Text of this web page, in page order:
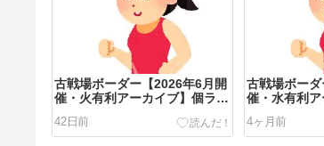
古戦場ボーダー【2026年6月開
催・火有利アーカイブ】個ラン
42日前
古戦場ボー
催・水有利
4ヶ月前